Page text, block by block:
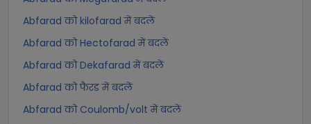
Abfarad को kilofarad में बदलें
Abfarad को Hectofarad में बदलें
Abfarad को Dekafarad में बदलें
Abfarad को फैरड में बदलें
Abfarad को Coulomb/volt में बदलें